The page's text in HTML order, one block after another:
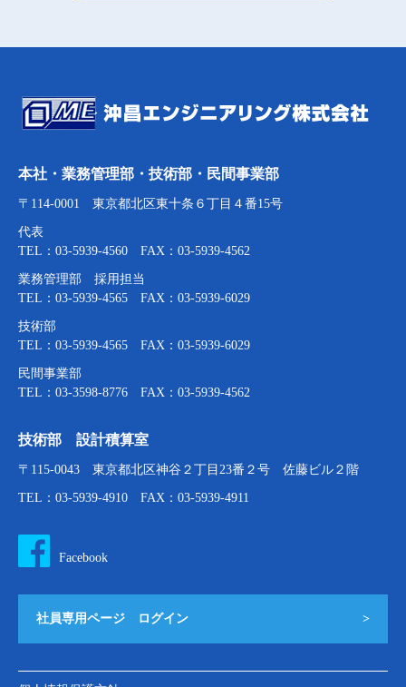
本社・業務管理部・技術部・民間事業部
〒114-0001 東京都北区東十条６丁目４番15号
代表
TEL：03-5939-4560 FAX：03-5939-4562
業務管理部 採用担当
TEL：03-5939-4565 FAX：03-5939-6029
技術部
TEL：03-5939-4565 FAX：03-5939-6029
民間事業部
TEL：03-3598-8776 FAX：03-5939-4562
技術部 設計積算室
〒115-0043 東京都北区神谷２丁目23番２号 佐藤ビル２階
TEL：03-5939-4910 FAX：03-5939-4911
Facebook
社員専用ページ ログイン >